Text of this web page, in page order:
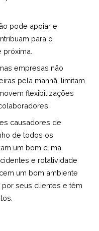
pode apoiar e
para o
empresas não
pela manhã, limitam
flexibilizações
causadores de
de todos os
um bom clima
e rotatividade
um bom ambiente
seus clientes e têm